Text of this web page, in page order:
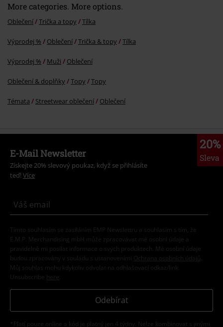
More categories. More options.
Oblečení Trička a topy Tílka
Výprodej % Oblečení Trička & topy Tílka
Výprodej % Muži Oblečení
Oblečení & doplňky Topy Topy
Témata Streetwear oblečení Oblečení
20%
Sleva
E-Mail Newsletter
Získejte 20% slevový poukaz, když se přihlásíte
teď! Více
Tímto souhlasím se zasíláním EMP Newslettru a souhlasím s tím, že
E.M.P. Merchandising mbH může zpracovávat mé osobní údaje a
pravidelně mi posílat informace o svých produktech. Mé osobní údaje
budou zpracovány v souladu s ustanoveními
Ochrana osobních údajů
Můj souhlas mohu kdykoliv odvolat na odhlašovací odkaz/link.
Unsubscribe here
Odebírat
*Platí pouze online a kód je platný jen 4 týdny. Nelze kombinovat s jinými